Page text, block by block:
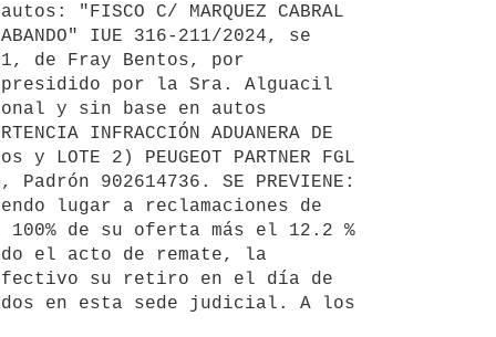
"FISCO C/ MARQUEZ CABRAL
IUE 316-211/2024, se
de Fray Bentos, por
presidido por la Sra. Alguacil
y sin base en autos
INFRACCIÓN ADUANERA DE
2) PEUGEOT PARTNER FGL
902614736. SE PREVIENE:
lugar a reclamaciones de
de su oferta más el 12.2 %
el acto de remate, la
efectivo su retiro en el día de
en esta sede judicial. A los